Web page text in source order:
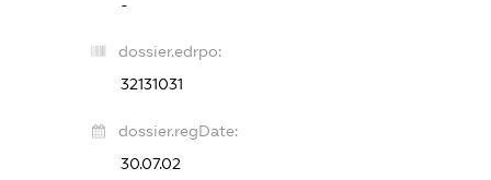
-
dossier.edrpo:
32131031
dossier.regDate:
30.07.02